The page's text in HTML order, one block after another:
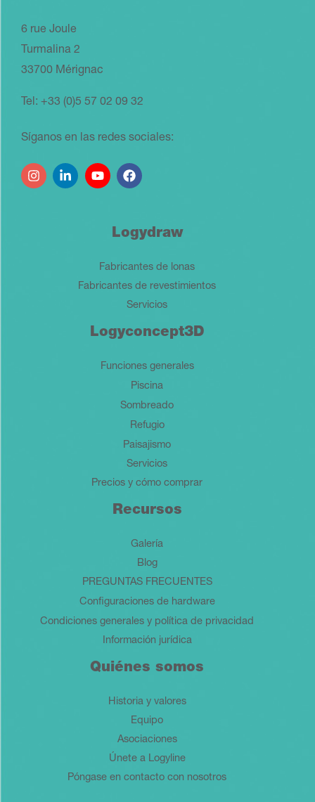
6 rue Joule
Turmalina 2
33700 Mérignac
Tel: +33 (0)5 57 02 09 32
Síganos en las redes sociales:
Logydraw
Fabricantes de lonas
Fabricantes de revestimientos
Servicios
Logyconcept3D
Funciones generales
Piscina
Sombreado
Refugio
Paisajismo
Servicios
Precios y cómo comprar
Recursos
Galería
Blog
PREGUNTAS FRECUENTES
Configuraciones de hardware
Condiciones generales y política de privacidad
Información jurídica
Quiénes somos
Historia y valores
Equipo
Asociaciones
Únete a Logyline
Póngase en contacto con nosotros